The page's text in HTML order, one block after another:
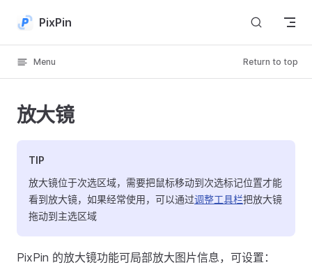
Skip to content
PixPin
Menu Return to top
放大镜
TIP
放大镜位于次选区域，需要把鼠标移动到次选标记位置才能
看到放大镜，如果经常使用，可以通过调整工具栏把放大镜
拖动到主选区域
PixPin 的放大镜功能可局部放大图片信息，可设置：